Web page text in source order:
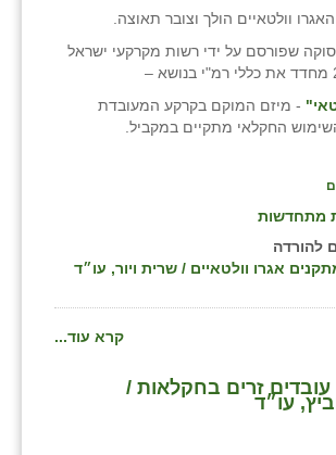
וולטאיים הולך וצובר תאוצה.
שפורסם על ידי רשות מקרקעי ישראל
- מיזם המוקם בקרקע המעובדת
החקלאי מתקיים במקביל.
מתחדשות
להורדה
אגרו וולטאיים / שרית ויור, עו״ד
קרא עוד...
35/5/א' עובדים זרים בחקלאות /
עו״ד